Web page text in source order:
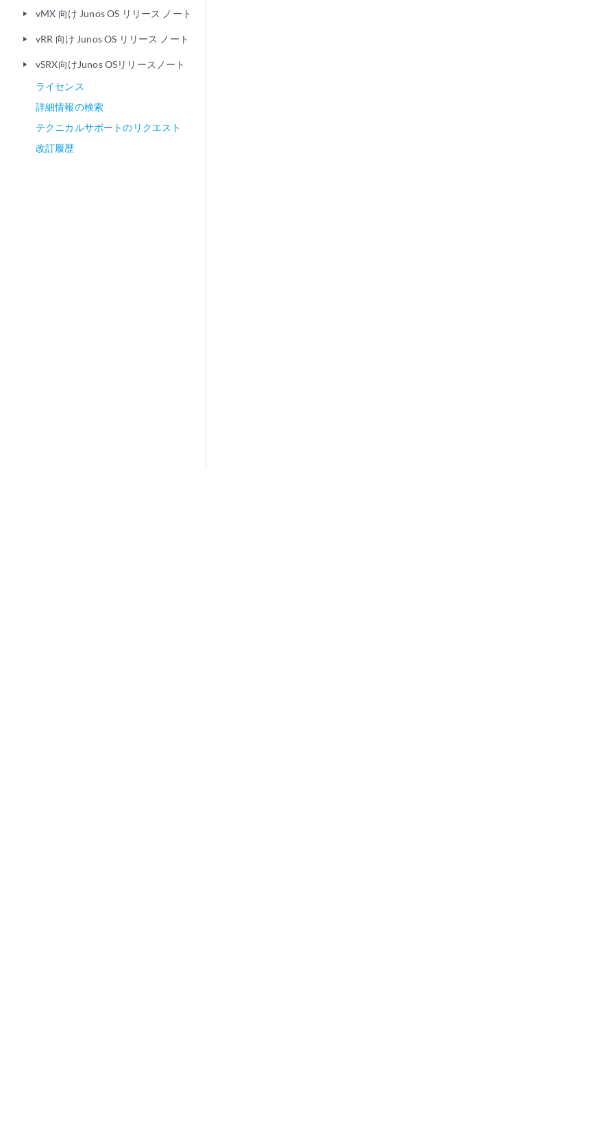
play_arrow vMX 向け Junos OS リリース ノート
play_arrow vRR 向け Junos OS リリース ノート
play_arrow
vSRX向けJunos OSリリースノート
ライセンス
詳細情報の検索
テクニカルサポートのリクエスト
改訂履歴